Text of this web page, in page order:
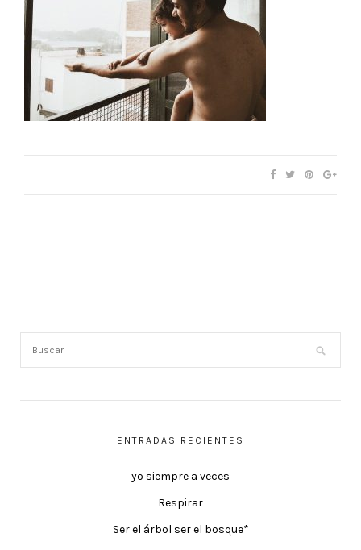
ENTRADAS RECIENTES
yo siempre a veces
Respirar
Ser el árbol ser el bosque*